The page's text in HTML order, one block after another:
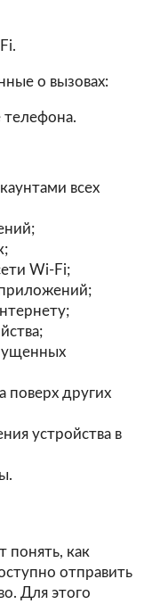
о вызовах:
телефона.
всех
Wi-Fi;
поверх других
устройства в
понять, как
отправить
Для этого